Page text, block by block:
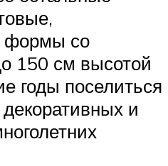
формы со
150 см высотой
годы поселиться
и